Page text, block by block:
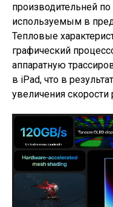
производительней
используемым в
Тепловые
графический
аппаратную
в iPad, что в
увеличения